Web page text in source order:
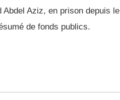
Abdel Aziz, en prison depuis le
de fonds publics.